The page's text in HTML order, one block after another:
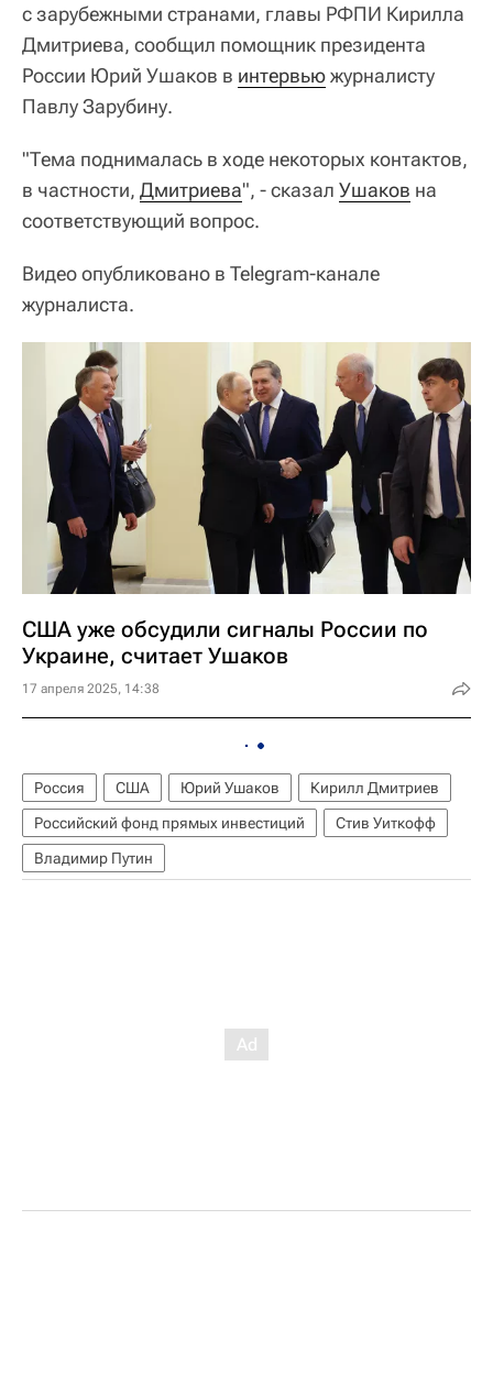
с зарубежными странами, главы РФПИ Кирилла
Дмитриева, сообщил помощник президента
России Юрий Ушаков в интервьюжурналисту
Павлу Зарубину.
"Тема поднималась в ходе некоторых контактов,
в частности, Дмитриева", - сказал Ушаков на
соответствующий вопрос.
Видео опубликовано в Telegram-канале
журналиста.
США уже обсудили сигналы России по
Украине, считает Ушаков
17 апреля 2025, 14:38
Россия США Юрий Ушаков
Кирилл Дмитриев
Российский фонд прямых инвестиций
Стив Уиткофф
Владимир Путин